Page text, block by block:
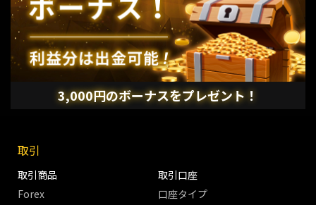
3,000円のボーナスをプレゼント！
取引
取引商品
Forex
取引口座
口座タイプ